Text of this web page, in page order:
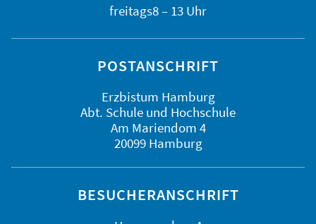
freitags8 – 13 Uhr
POSTANSCHRIFT
Erzbistum Hamburg
Abt. Schule und Hochschule
Am Mariendom 4
20099 Hamburg
BESUCHERANSCHRIFT